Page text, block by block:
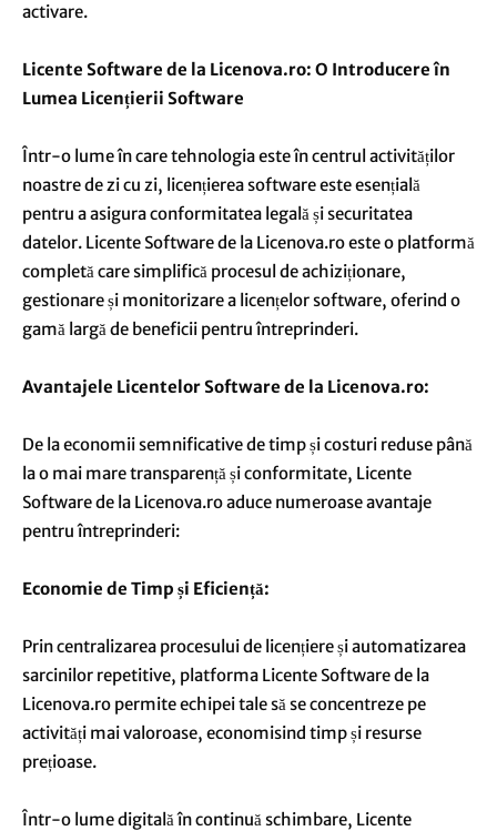
activare.
Licente Software de la Licenova.ro: O Introducere în
Lumea Licențierii Software
Într-o lume în care tehnologia este în centrul activităților
noastre de zi cu zi, licențierea software este esențială
pentru a asigura conformitatea legală și securitatea
datelor. Licente Software de la Licenova.ro este o platformă
completă care simplifică procesul de achiziționare,
gestionare și monitorizare a licențelor software, oferind o
gamă largă de beneficii pentru întreprinderi.
Avantajele Licentelor Software de la Licenova.ro:
De la economii semnificative de timp și costuri reduse până
la o mai mare transparență și conformitate, Licente
Software de la Licenova.ro aduce numeroase avantaje
pentru întreprinderi:
Economie de Timp și Eficiență:
Prin centralizarea procesului de licențiere și automatizarea
sarcinilor repetitive, platforma Licente Software de la
Licenova.ro permite echipei tale să se concentreze pe
activități mai valoroase, economisind timp și resurse
prețioase.
Într-o lume digitală în continuă schimbare, Licente